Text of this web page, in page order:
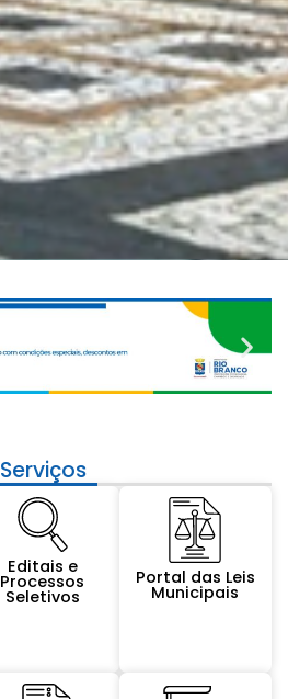
Serviços
Editais e
Processos
Seletivos
Portal das Leis
Municipais